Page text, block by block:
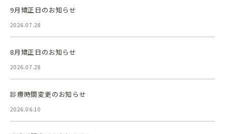
9月矯正日のお知らせ
2026.07.28
8月矯正日のお知らせ
2026.07.28
診療時間変更のお知らせ
2026.06.10